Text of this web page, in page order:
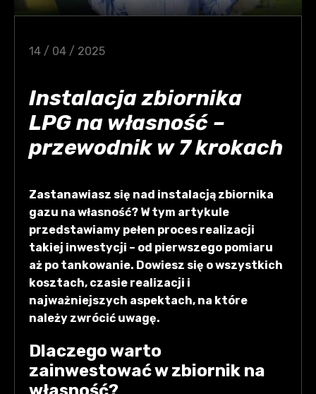
14 / 04 / 2025
Instalacja zbiornika
LPG na własność –
przewodnik w 7 krokach
Zastanawiasz się nad instalacją zbiornika
gazu na własność? W tym artykule
przedstawiamy pełen proces realizacji
takiej inwestycji – od pierwszego pomiaru
aż po tankowanie. Dowiesz się o wszystkich
kosztach, czasie realizacji i
najważniejszych aspektach, na które
należy zwrócić uwagę.
Dlaczego warto
zainwestować w zbiornik na